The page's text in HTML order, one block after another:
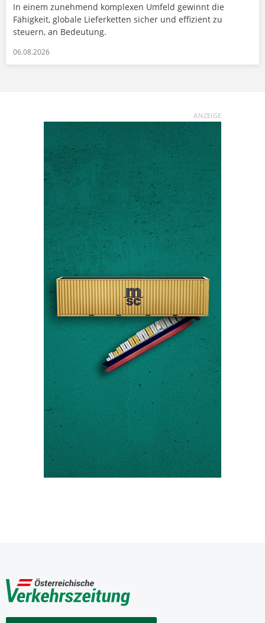
In einem zunehmend komplexen Umfeld gewinnt die
Fähigkeit, globale Lieferketten sicher und effizient zu
steuern, an Bedeutung.
06.08.2026
ANZEIGE